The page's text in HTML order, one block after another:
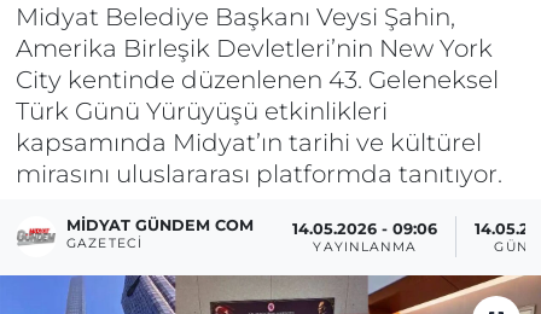
Midyat Belediye Başkanı Veysi Şahin,
Amerika Birleşik Devletleri’nin New York
City kentinde düzenlenen 43. Geleneksel
Türk Günü Yürüyüşü etkinlikleri
kapsamında Midyat’ın tarihi ve kültürel
mirasını uluslararası platformda tanıtıyor.
MIDYAT GÜNDEM COM
GAZETECI
14.05.2026 - 09:06
YAYINLANMA